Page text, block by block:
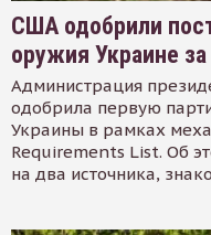
США одобрили
оружия Украине
Администрация
одобрила первую
Украины в рамках
Requirements List. Об
на два источника,